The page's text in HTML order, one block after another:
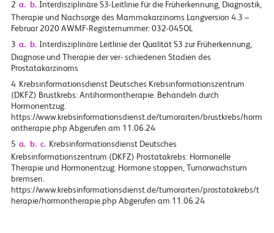
2 a. b. Interdisziplinäre S3-Leitlinie für die Früherkennung, Diagnostik,
Therapie und Nachsorge des Mammakarzinoms Langversion 4.3 –
Februar 2020 AWMF-Registernummer: 032-045OL
3 a. b. Interdisziplinäre Leitlinie der Qualität S3 zur Früherkennung,
Diagnose und Therapie der ver- schiedenen Stadien des
Prostatakarzinoms
4 Krebsinformationsdienst Deutsches Krebsinformationszentrum
(DKFZ) Brustkrebs: Antihormontherapie. Behandeln durch
Hormonentzug.
https://www.krebsinformationsdienst.de/tumorarten/brustkrebs/horm
ontherapie.php Abgerufen am 11.06.24
5 a. b. c. Krebsinformationsdienst Deutsches
Krebsinformationszentrum (DKFZ) Prostatakrebs: Hormonelle
Therapie und Hormonentzug. Hormone stoppen, Tumorwachstum
bremsen.
https://www.krebsinformationsdienst.de/tumorarten/prostatakrebs/t
herapie/hormontherapie.php Abgerufen am 11.06.24